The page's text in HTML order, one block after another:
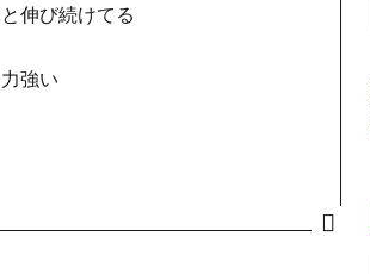
伸び続けてる
強い